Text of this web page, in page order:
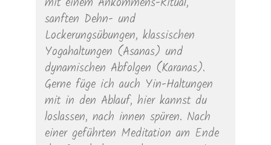
sanften Dehn- und
Lockerungsübungen, klassischen
Yogahaltungen (Asanas) und
dynamischen Abfolgen (Karanas).
Gerne füge ich auch Yin-Haltungen
mit in den Ablauf, hier kannst du
loslassen, nach innen spüren. Nach
einer geführten Meditation am Ende